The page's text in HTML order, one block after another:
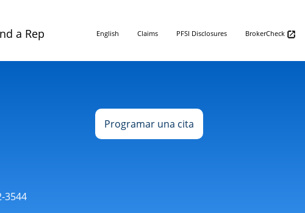
a Rep English Claims PFSI Disclosures BrokerCheck
3544
Programar una cita